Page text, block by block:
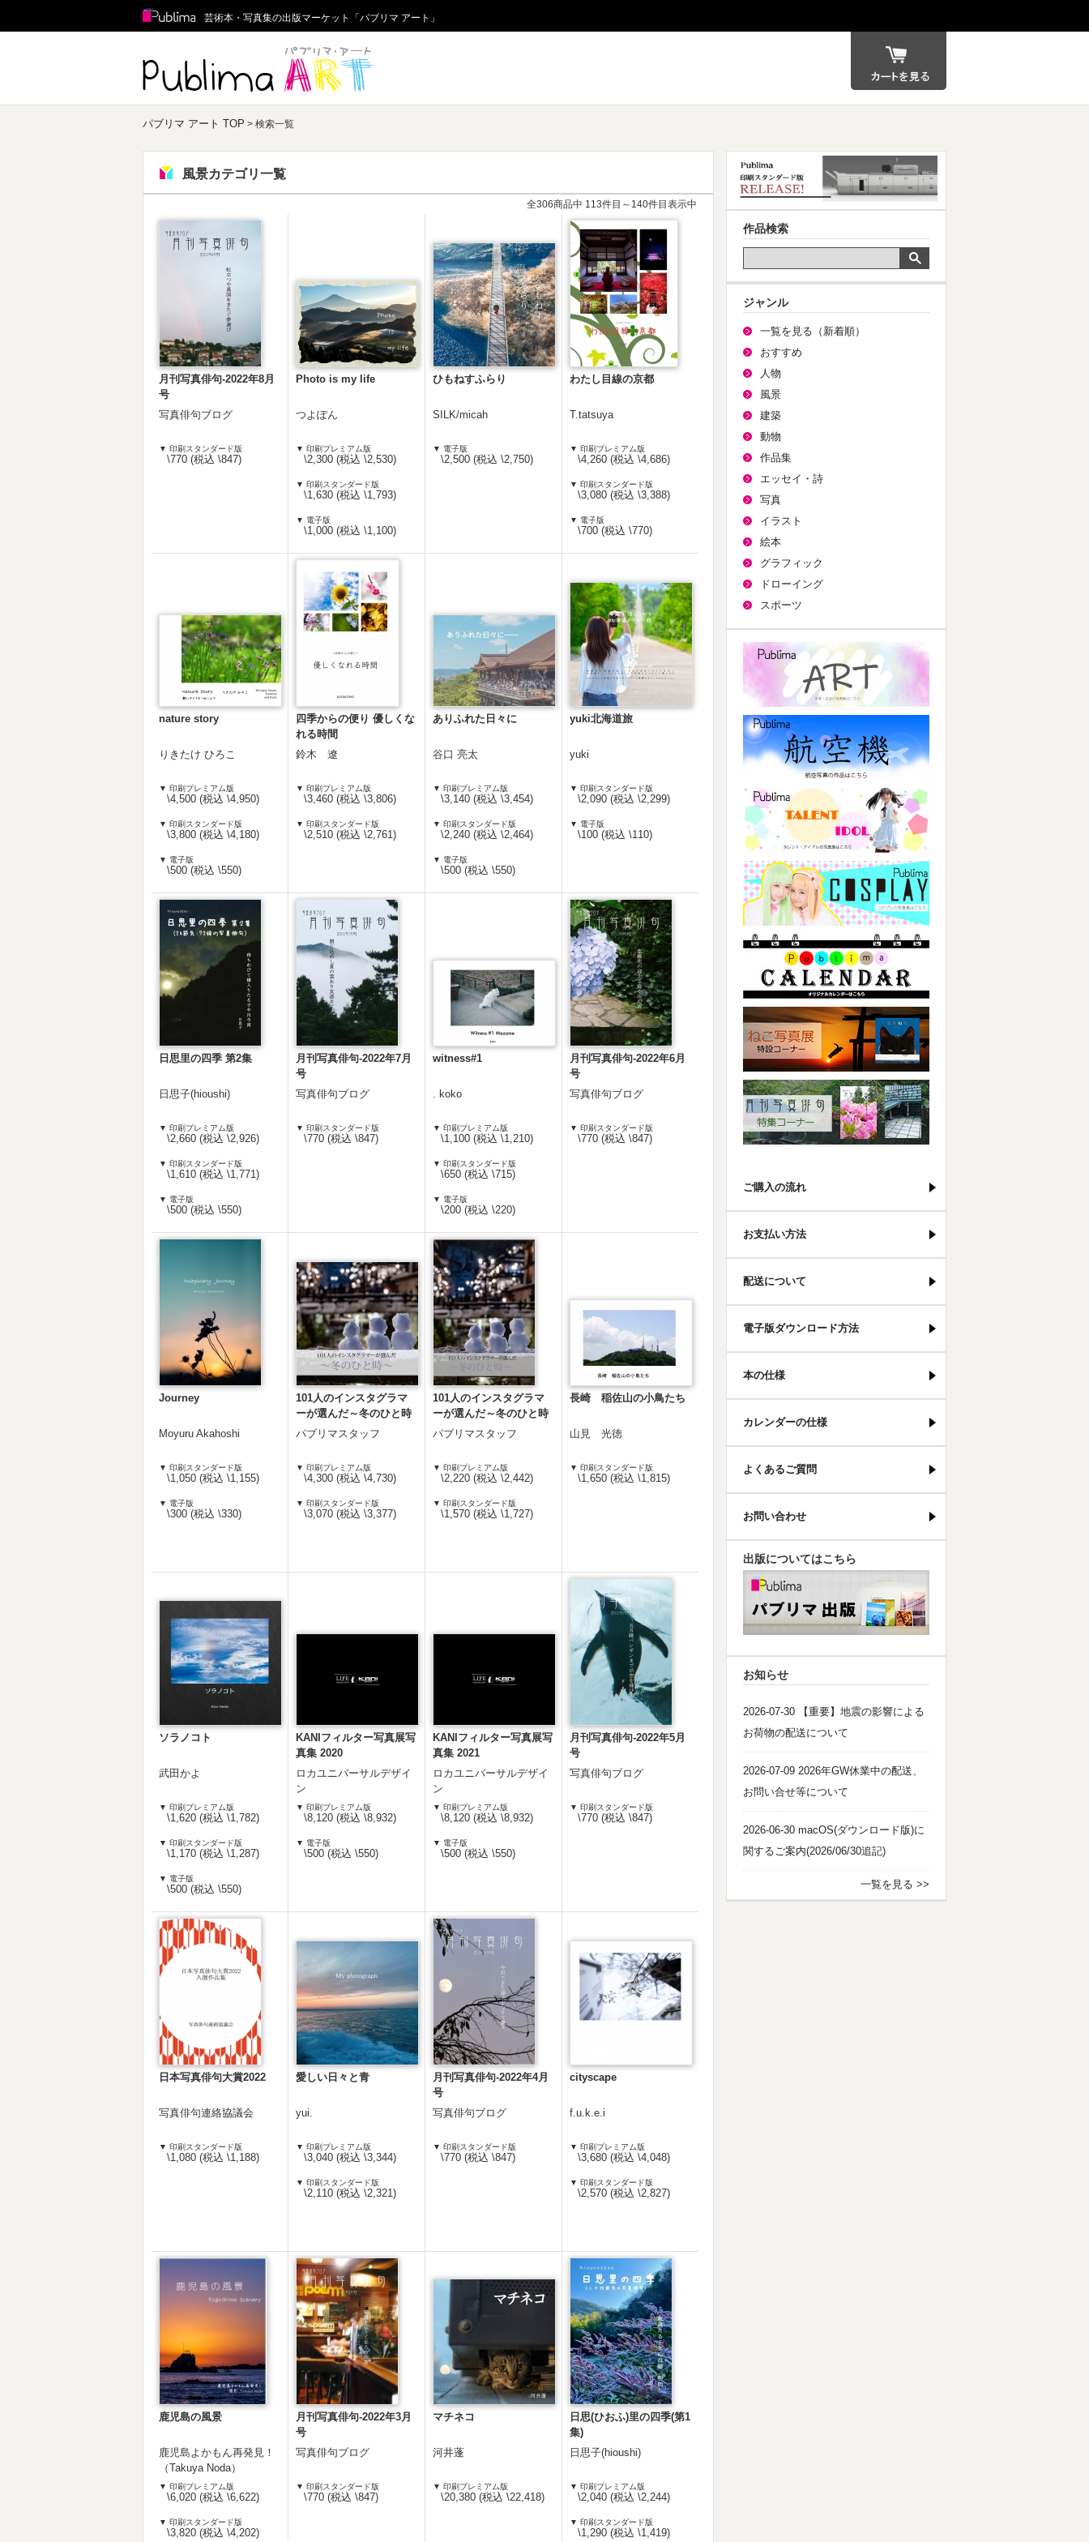
Publima
芸術本・写真集の出版マーケット「パブリマ アート」
パブリマ アート TOP > 検索一覧
風景カテゴリ一覧
全306商品中 113件目～140件目表示中
月刊写真俳句-2022年8月
号
写真俳句ブログ
▼ 印刷スタンダード版
\770 (税込 \847)
Photo is my life
つよぽん
▼ 印刷プレミアム版
\2,300 (税込 \2,530)
▼ 印刷スタンダード版
\1,630 (税込 \1,793)
▼ 電子版
\1,000 (税込 \1,100)
ひもねすふらり
SILK/micah
▼ 電子版
\2,500 (税込 \2,750)
わたし目線の京都
T.tatsuya
▼ 印刷プレミアム版
\4,260 (税込 \4,686)
▼ 印刷スタンダード版
\3,080 (税込 \3,388)
▼ 電子版
\700 (税込 \770)
nature story
りきたけ ひろこ
▼ 印刷プレミアム版
\4,500 (税込 \4,950)
▼ 印刷スタンダード版
\3,800 (税込 \4,180)
▼ 電子版
\500 (税込 \550)
四季からの便り 優しくな
れる時間
鈴木 遼
▼ 印刷プレミアム版
\3,460 (税込 \3,806)
▼ 印刷スタンダード版
\2,510 (税込 \2,761)
ありふれた日々に
谷口 亮太
▼ 印刷プレミアム版
\3,140 (税込 \3,454)
▼ 印刷スタンダード版
\2,240 (税込 \2,464)
▼ 電子版
\500 (税込 \550)
yuki北海道旅
yuki
▼ 印刷スタンダード版
\2,090 (税込 \2,299)
▼ 電子版
\100 (税込 \110)
日思里の四季 第2集
日思子(hioushi)
▼ 印刷プレミアム版
\2,660 (税込 \2,926)
▼ 印刷スタンダード版
\1,610 (税込 \1,771)
▼ 電子版
\500 (税込 \550)
月刊写真俳句-2022年7月
号
写真俳句ブログ
▼ 印刷スタンダード版
\770 (税込 \847)
witness#1
. koko
▼ 印刷プレミアム版
\1,100 (税込 \1,210)
▼ 印刷スタンダード版
\650 (税込 \715)
▼ 電子版
\200 (税込 \220)
月刊写真俳句-2022年6月
号
写真俳句ブログ
▼ 印刷スタンダード版
\770 (税込 \847)
Journey
Moyuru Akahoshi
▼ 印刷スタンダード版
\1,050 (税込 \1,155)
▼ 電子版
\300 (税込 \330)
101人のインスタグラマ
ーが選んだ～冬のひと時
～＿ハード版
パブリマスタッフ
▼ 印刷プレミアム版
\4,300 (税込 \4,730)
▼ 印刷スタンダード版
\3,070 (税込 \3,377)
101人のインスタグラマ
ーが選んだ～冬のひと時
～＿ソフト版
パブリマスタッフ
▼ 印刷プレミアム版
\2,220 (税込 \2,442)
▼ 印刷スタンダード版
\1,570 (税込 \1,727)
長崎 稲佐山の小鳥たち
山見 光徳
▼ 印刷スタンダード版
\1,650 (税込 \1,815)
ソラノコト
武田かよ
▼ 印刷プレミアム版
\1,620 (税込 \1,782)
▼ 印刷スタンダード版
\1,170 (税込 \1,287)
▼ 電子版
\500 (税込 \550)
KANIフィルター写真展写
真集 2020
ロカユニバーサルデザイ
ン
▼ 印刷プレミアム版
\8,120 (税込 \8,932)
▼ 電子版
\500 (税込 \550)
KANIフィルター写真展写
真集 2021
ロカユニバーサルデザイ
ン
▼ 印刷プレミアム版
\8,120 (税込 \8,932)
▼ 電子版
\500 (税込 \550)
月刊写真俳句-2022年5月
号
写真俳句ブログ
▼ 印刷スタンダード版
\770 (税込 \847)
日本写真俳句大賞2022
写真俳句連絡協議会
▼ 印刷スタンダード版
\1,080 (税込 \1,188)
愛しい日々と青
yui.
▼ 印刷プレミアム版
\3,040 (税込 \3,344)
▼ 印刷スタンダード版
\2,110 (税込 \2,321)
月刊写真俳句-2022年4月
号
写真俳句ブログ
▼ 印刷スタンダード版
\770 (税込 \847)
cityscape
f.u.k.e.i
▼ 印刷プレミアム版
\3,680 (税込 \4,048)
▼ 印刷スタンダード版
\2,570 (税込 \2,827)
鹿児島の風景
鹿児島よかもん再発見！
（Takuya Noda）
▼ 印刷プレミアム版
\6,020 (税込 \6,622)
▼ 印刷スタンダード版
\3,820 (税込 \4,202)
月刊写真俳句-2022年3月
号
写真俳句ブログ
▼ 印刷スタンダード版
\770 (税込 \847)
マチネコ
河井蓬
▼ 印刷プレミアム版
\20,380 (税込 \22,418)
日思(ひおふ)里の四季(第1
集)
日思子(hioushi)
▼ 印刷プレミアム版
\2,040 (税込 \2,244)
▼ 印刷スタンダード版
\1,290 (税込 \1,419)
作品検索
ジャンル
一覧を見る（新着順）
おすすめ
人物
風景
建築
動物
作品集
エッセイ・詩
写真
イラスト
絵本
グラフィック
ドローイング
スポーツ
ご購入の流れ
お支払い方法
配送について
電子版ダウンロード方法
本の仕様
カレンダーの仕様
よくあるご質問
お問い合わせ
出版についてはこちら
お知らせ
2026-07-30 【重要】地震の影響による
お荷物の配送について
2026-07-09 2026年GW休業中の配送、
お問い合せ等について
2026-06-30 macOS(ダウンロード版)に
関するご案内(2026/06/30追記)
一覧を見る >>